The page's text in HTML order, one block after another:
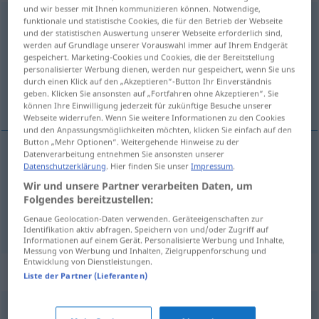
Mammonm <-s;keine Pluralform>
Übersicht aller Übersetzungen
(Für mehr Details die Übersetzung anklicken/antippen)
het slijk der aarde
Beispiele
der schnödeMammon
hetslijkder aarde
Synonyme für "Mammon"
und wir besser mit Ihnen kommunizieren können. Notwendige,
funktionale und statistische Cookies, die für den Betrieb der Webseite
und der statistischen Auswertung unserer Webseite erforderlich sind,
werden auf Grundlage unserer Vorauswahl immer auf Ihrem Endgerät
gespeichert. Marketing-Cookies und Cookies, die der Bereitstellung
personalisierter Werbung dienen, werden nur gespeichert, wenn Sie uns
durch einen Klick auf den „Akzeptieren“-Button Ihr Einverständnis
geben. Klicken Sie ansonsten auf „Fortfahren ohne Akzeptieren“. Sie
können Ihre Einwilligung jederzeit für zukünftige Besuche unserer
Webseite widerrufen. Wenn Sie weitere Informationen zu den Cookies
und den Anpassungsmöglichkeiten möchten, klicken Sie einfach auf den
Button „Mehr Optionen“. Weitergehende Hinweise zu der
Datenverarbeitung entnehmen Sie ansonsten unserer
Datenschutzerklärung. Hier finden Sie unserImpressum.
Wir und unsere Partner verarbeiten Daten, um
Folgendes bereitzustellen:
Genaue Geolocation-Daten verwenden. Geräteeigenschaften zur
Identifikation aktiv abfragen. Speichern von und/oder Zugriff auf
Informationen auf einem Gerät. Personalisierte Werbung und Inhalte,
Messung von Werbung und Inhalten, Zielgruppenforschung und
Entwicklung von Dienstleistungen.
Liste der Partner (Lieferanten)